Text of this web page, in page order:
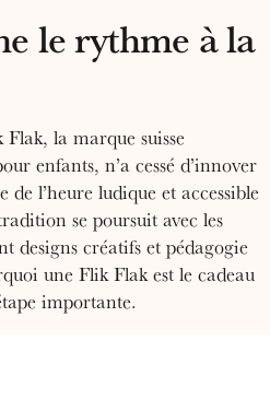
le rythme à la
la marque suisse
enfants, n’a cessé d’innover
de l’heure ludique et accessible
se poursuit avec les
designs créatifs et pédagogie
une Flik Flak est le cadeau
importante.